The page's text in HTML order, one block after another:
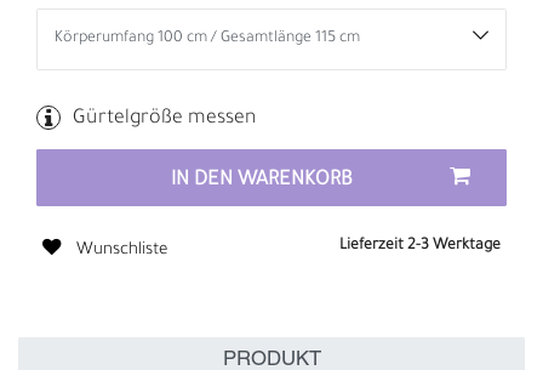
Gürtelgröße messen
IN DEN WARENKORB
Wunschliste Lieferzeit 2-3 Werktage
PRODUKT